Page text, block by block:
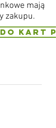
mają
zakupu.
KART